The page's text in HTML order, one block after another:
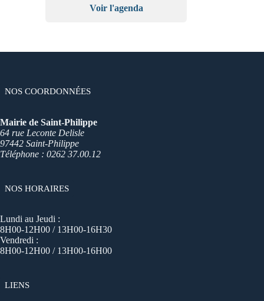
Voir l'agenda
NOS COORDONNÉES
Mairie de Saint-Philippe
64 rue Leconte Delisle
97442 Saint-Philippe
Téléphone : 0262 37.00.12
NOS HORAIRES
Lundi au Jeudi :
8H00-12H00 / 13H00-16H30
Vendredi :
8H00-12H00 / 13H00-16H00
LIENS